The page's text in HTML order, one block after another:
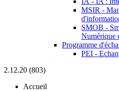
MSIR -
SMOB -
Numérique
Programme
PEI -
2.12.20 (803)
Accueil